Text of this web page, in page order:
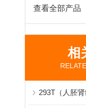
查看全部产品
相